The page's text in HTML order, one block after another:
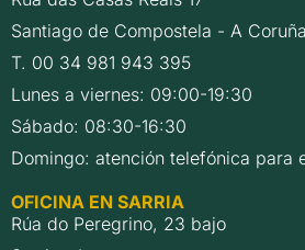
Santiago de Compostela - A Coruña
T. 00 34 981 943 395
Lunes a viernes: 09:00-19:30
Sábado: 08:30-16:30
Domingo: atención telefónica para
OFICINA EN SARRIA
Rúa do Peregrino, 23 bajo